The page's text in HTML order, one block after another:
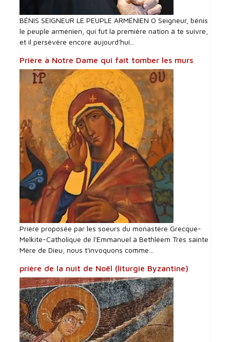
BÉNIS SEIGNEUR LE PEUPLE ARMÉNIEN O Seigneur, bénis
le peuple arménien, qui fut la première nation à te suivre,
et il persévère encore aujourd'hui...
Prière à Notre Dame qui fait tomber les murs
Prière proposée par les soeurs du monastère Grecque-
Melkite-Catholique de l'Emmanuel à Bethléem Très sainte
Mère de Dieu, nous t'invoquons comme...
prière de la nuit de Noël (liturgie Byzantine)